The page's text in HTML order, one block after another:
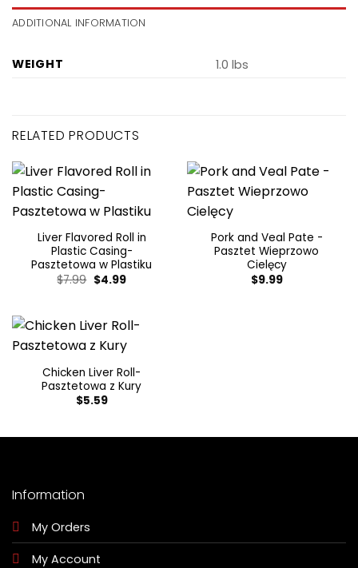
ADDITIONAL INFORMATION
WEIGHT 1.0 lbs
RELATED PRODUCTS
Liver Flavored Roll in
Plastic Casing-
Pasztetowa w Plastiku
$7.99 Original
price
$4.99Current
Pork and Veal Pate -
Pasztet Wieprzowo
Cielęcy
$9.99
Chicken Liver Roll-
Pasztetowa z Kury
$5.59
Information
My Orders
My Account